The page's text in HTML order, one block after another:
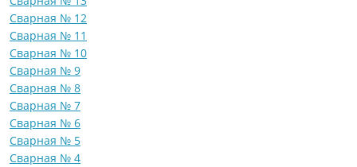
Сварная № 12
Сварная № 11
Сварная № 10
Сварная № 9
Сварная № 8
Сварная № 7
Сварная № 6
Сварная № 5
Сварная № 4